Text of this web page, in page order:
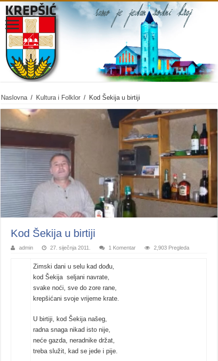
Naslovna / Kultura i Folklor / Kod Šekija u birtiji
Kod Šekija u birtiji
admin 27. siječnja 2011. 1 Komentar 2,903 Pregleda
Zimski dani u selu kad dođu,
kod Šekija seljani navrate,
svake noći, sve do zore rane,
krepšićani svoje vrijeme krate.
U birtiji, kod Šekija našeg,
radna snaga nikad isto nije,
neće gazda, neradnike držat,
treba služit, kad se jede i pije.